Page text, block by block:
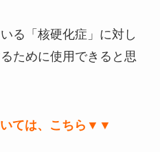
る「核硬化症」に対し
ために使用できると思
ては、こちら▼▼